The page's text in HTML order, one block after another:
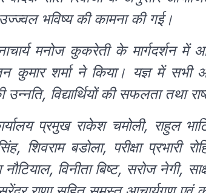
उज्ज्वल भविष्य की कामना की गई।
मनोज कुकरेती के मार्गदर्शन
कुमार शर्मा ने किया। यज्ञ में सभी
उन्नति, विद्यार्थियों की सफलता तथा
प्रमुख राकेश चमोली, राहुल
शिवराम बडोला, परीक्षा प्रभारी
विनीता बिष्ट, सरोज नेगी,